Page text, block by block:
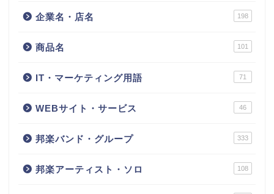
企業名・店名 198
商品名 101
IT・マーケティング用語 71
WEBサイト・サービス 46
邦楽バンド・グループ 333
邦楽アーティスト・ソロ 108